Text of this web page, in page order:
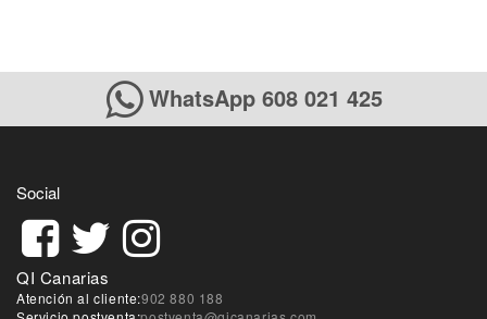
WhatsApp 608 021 425
Social
QI Canarias
Atención al cliente:902 880 188